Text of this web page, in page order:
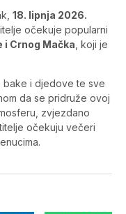
18. lipnja 2026.
očekuje popularni
Crnog Mačka , koji je
bake i djedove te sve
da se pridruže ovoj
zvjezdano
očekuju večeri